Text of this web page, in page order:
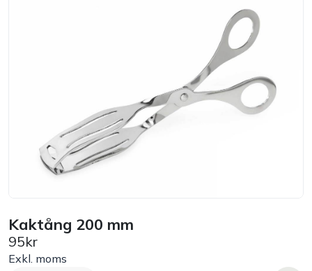
Stickvagnar & transport
Utensilier
Råvaruhantering & lagring
Maskiner & apparater
Kaktång 200 mm
95kr
Exkl. moms